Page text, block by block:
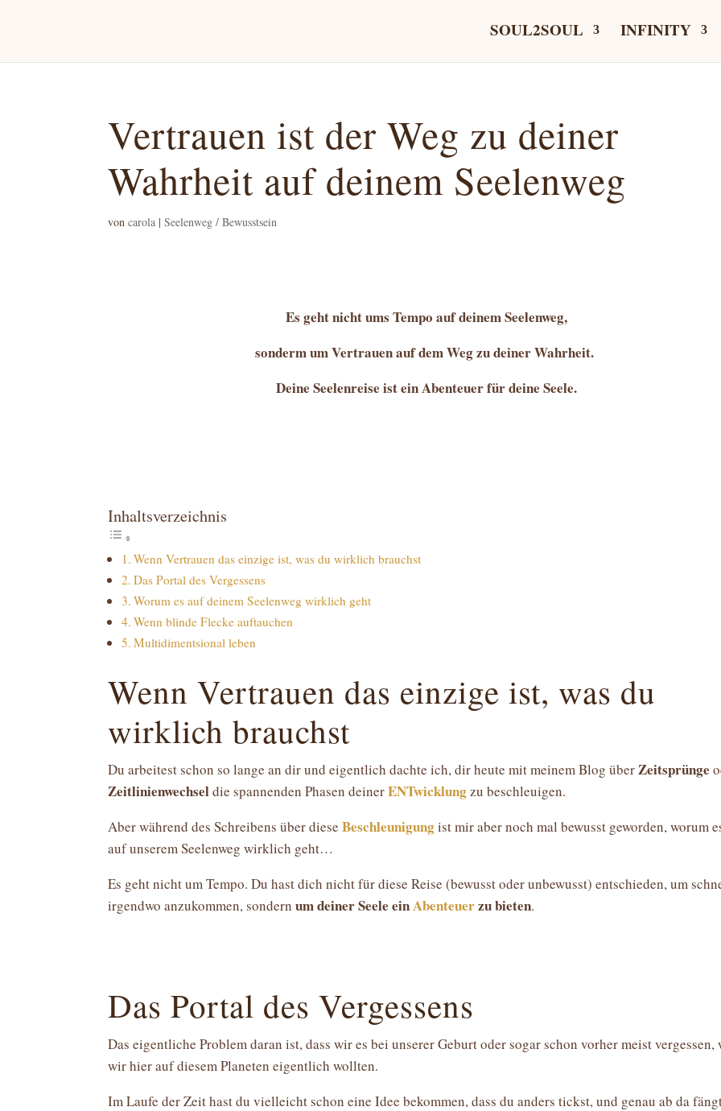
SOUL2SOUL INFINITY
Vertrauen ist der Weg zu deiner
Wahrheit auf deinem Seelenweg
voncarola |Seelenweg / Bewusstsein
Es geht nicht ums Tempo auf deinem Seelenweg,
sonderm um Vertrauen auf dem Weg zu deiner Wahrheit.
Deine Seelenreise ist ein Abenteuer für deine Seele.
Inhaltsverzeichnis
Wenn Vertrauen das einzige ist, was du wirklich brauchst
Das Portal des Vergessens
Worum es auf deinem Seelenweg wirklich geht
Wenn blinde Flecke auftauchen
Multidimentsional leben
Wenn Vertrauen das einzige ist, was du
wirklich brauchst
Du arbeitest schon so lange an dir und eigentlich dachte ich, dir heute mit meinem Blog überZeitsprünge
Zeitlinienwechseldie spannenden Phasen deinerENTwicklung zu beschleuigen.
Aber während des Schreibens über dieseBeschleunigungist mir aber noch mal bewusst geworden, worum
auf unserem Seelenweg wirklich geht…
Es geht nicht um Tempo. Du hast dich nicht für diese Reise (bewusst oder unbewusst) entschieden, um
irgendwo anzukommen, sondernum deiner Seele einAbenteuerzu bieten.
Das Portal des Vergessens
Das eigentliche Problem daran ist, dass wir es bei unserer Geburt oder sogar schon vorher meist vergessen,
wir hier auf diesem Planeten eigentlich wollten.
Im Laufe der Zeit hast du vielleicht schon eine Idee bekommen, dass du anders tickst, und genau ab da